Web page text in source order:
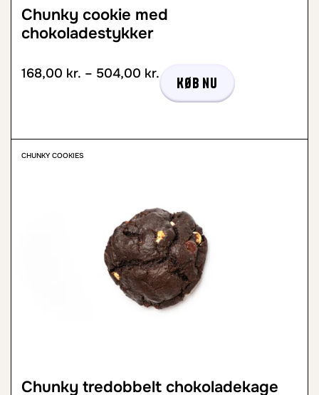
Chunky cookie med
chokoladestykker
168,00 kr. – 504,00 kr.
Køb nu
CHUNKY COOKIES
Chunky tredobbelt chokoladekage